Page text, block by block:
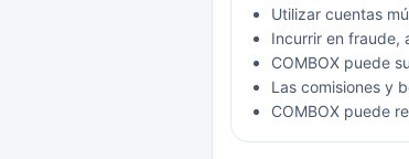
Utilizar cuentas
Incurrir en fraude,
COMBOX puede
Las comisiones y
COMBOX puede